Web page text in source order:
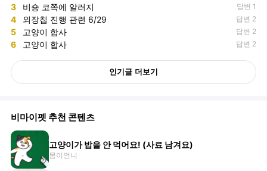
3 비숑 코쪽에 알러지 답변 1
4 외장칩 진행 관련 6/29 답변 2
5 고양이 합사 답변 2
6 고양이 합사 답변 2
인기글 더보기
비마이펫 추천 콘텐츠
고양이가 밥을 안 먹어요! (사료 남겨요)
몽이언니